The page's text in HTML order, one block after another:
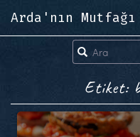
Arda'nın Mutfağı
Etiket: